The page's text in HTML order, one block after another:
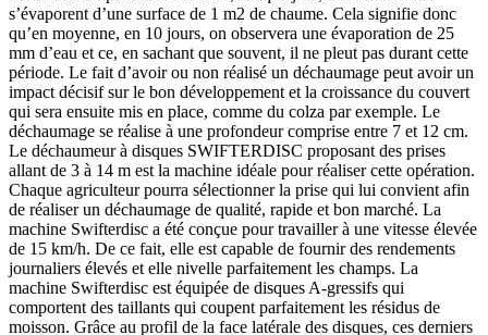
s’évaporent d’une surface de 1 m2 de chaume. Cela signifie donc
qu’en moyenne, en 10 jours, on observera une évaporation de 25
mm d’eau et ce, en sachant que souvent, il ne pleut pas durant cette
période. Le fait d’avoir ou non réalisé un déchaumage peut avoir un
impact décisif sur le bon développement et la croissance du couvert
qui sera ensuite mis en place, comme du colza par exemple. Le
déchaumage se réalise à une profondeur comprise entre 7 et 12 cm.
Le déchaumeur à disques SWIFTERDISC proposant des prises
allant de 3 à 14 m est la machine idéale pour réaliser cette opération.
Chaque agriculteur pourra sélectionner la prise qui lui convient afin
de réaliser un déchaumage de qualité, rapide et bon marché. La
machine Swifterdisc a été conçue pour travailler à une vitesse élevée
de 15 km/h. De ce fait, elle est capable de fournir des rendements
journaliers élevés et elle nivelle parfaitement les champs. La
machine Swifterdisc est équipée de disques A-gressifs qui
comportent des taillants qui coupent parfaitement les résidus de
moisson. Grâce au profil de la face latérale des disques, ces derniers